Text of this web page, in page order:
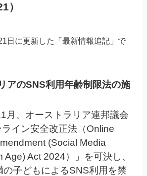
）
日に更新した「最新情報追記」で
アのSNS利用年齢制限法の施
月、オーストラリア連邦議会
イン安全改正法（Online
(Social Media
Age) Act 2024）」を可決し、
の子どもによるSNS利用を禁